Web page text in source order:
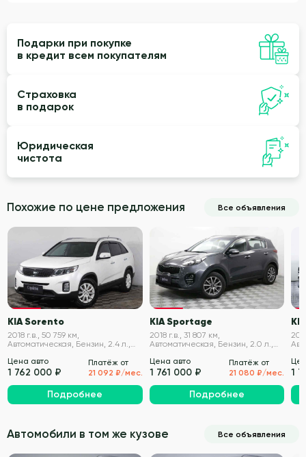
Подарки при покупке
в кредит всем покупателям
Страховка
в подарок
Юридическая
чистота
Похожие по цене предложения Все объявления
VIN проверен
KIA Sorento
2018 г.в., 50 759 км,
Автоматическая, Бензин, 2.4 л.,
Цена авто
1 762 000 ₽
Платёж от
21 092 ₽/мес.
Подробнее
VIN проверен
KIA Sportage
2018 г.в., 31 807 км,
Автоматическая, Бензин, 2.0 л.,
Цена авто
1 761 000 ₽
Платёж от
21 080 ₽/мес.
Подробнее
1
Автомобили в том же кузове Все объявления